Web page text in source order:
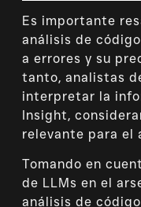
Es importante
análisis de
a errores y su
tanto, analistas
interpretar la
Insight,
relevante para el
Tomando en
de LLMs en el
análisis de